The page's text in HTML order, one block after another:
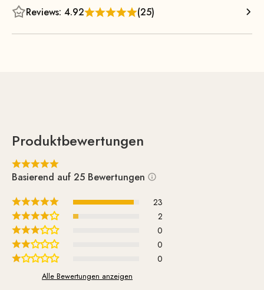
Reviews: 4.92 (25)
Produktbewertungen
Basierend auf 25 Bewertungen
23
2
0
0
0
Alle Bewertungen anzeigen